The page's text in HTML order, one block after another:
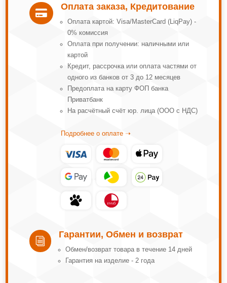

Оплата заказа, Кредитование
Оплата картой: Visa/MasterCard (LiqPay) -
0% комиссия
Оплата при получении: наличными или
картой
Кредит, рассрочка или оплата частями от
одного из банков от 3 до 12 месяцев
Предоплата на карту ФОП банка
Приватбанк
На расчётный счёт юр. лица (ООО с НДС)
Подробнее о оплате ➝
i
Гарантии, Обмен и возврат
Обмeн/вoзвpaт тoвapa в тeчeниe 14 днeй
Гарантия на изделие - 2 года